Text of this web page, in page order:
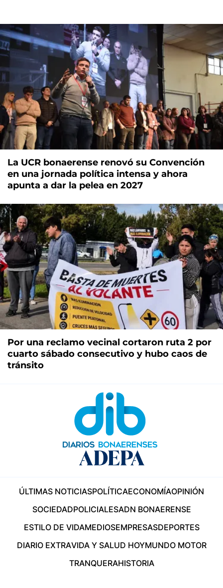
La UCR bonaerense renovó su Convención
en una jornada política intensa y ahora
apunta a dar la pelea en 2027
Por una reclamo vecinal cortaron ruta 2 por
cuarto sábado consecutivo y hubo caos de
tránsito
ÚLTIMAS NOTICIASPOLÍTICAECONOMÍAOPINIÓN
SOCIEDADPOLICIALESADN BONAERENSE
ESTILO DE VIDAMEDIOSEMPRESASDEPORTES
DIARIO EXTRAVIDA Y SALUD HOYMUNDO MOTOR
TRANQUERAHISTORIA